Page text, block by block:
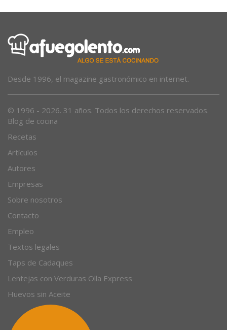
Desde 1996, el magazine gastronómico en internet.
© 1996 - 2026. 31 años. Todos los derechos reservados.
Blog de cocina
Recetas
Artículos
Autores
Empresas
Sobre nosotros
Contacto
Empleo
Textos legales
Taps de Cadaques
Lentejas con Verduras Olla Express
Huevos sin Aceite